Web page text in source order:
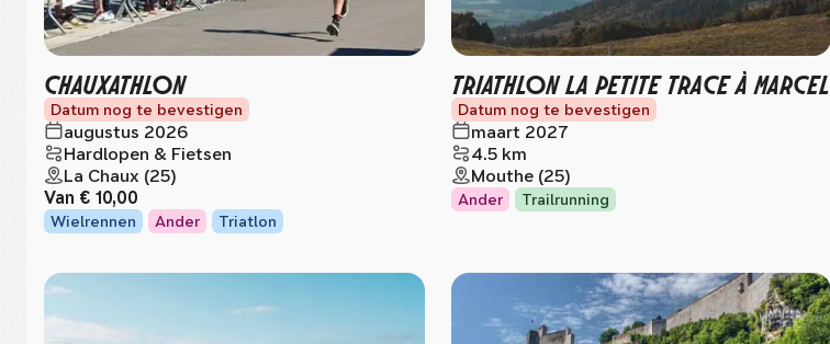
CHAUXATHLON
Datum nog te bevestigen
augustus 2026
Hardlopen & Fietsen
La Chaux (25)
Van € 10,00
Wielrennen Ander Triatlon
TRIATHLON LA PETITE TRACE À MARCEL
Datum nog te bevestigen
maart 2027
4.5 km
Mouthe (25)
Ander Trailrunning